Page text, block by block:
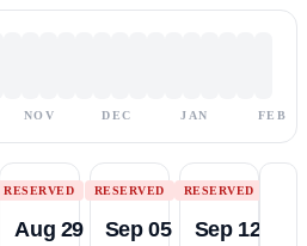
NOV DEC JAN FEB
RESERVED
Aug 29
RESERVED
Sep 05
RESERVED
Sep 12